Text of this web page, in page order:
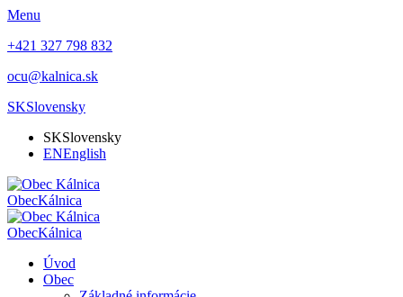
Menu
+421 327 798 832
ocu@kalnica.sk
SKSlovensky
SKSlovensky
ENEnglish
ObecKálnica
ObecKálnica
Úvod
Obec